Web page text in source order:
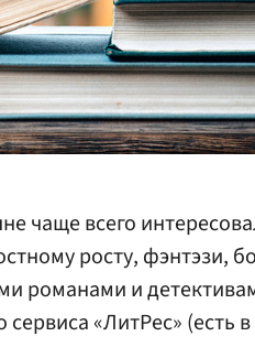
чаще всего
росту, фэнтэзи,
романами и
«ЛитРес» (есть